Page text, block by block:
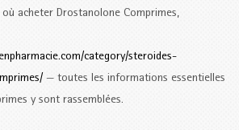
acheter Drostanolone Comprimes,
category/steroides-
— toutes les informations essentielles
y sont rassemblées.